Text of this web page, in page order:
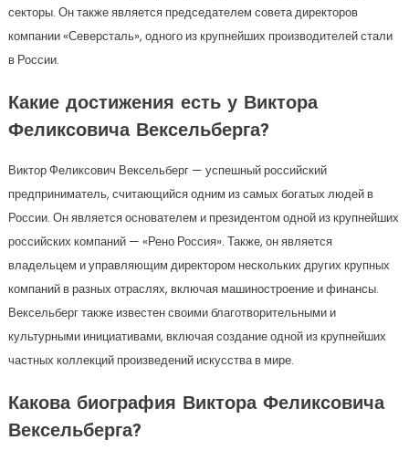
секторы. Он также является председателем совета директоров
компании «Северсталь», одного из крупнейших производителей стали
в России.
Какие достижения есть у Виктора
Феликсовича Вексельберга?
Виктор Феликсович Вексельберг — успешный российский
предприниматель, считающийся одним из самых богатых людей в
России. Он является основателем и президентом одной из крупнейших
российских компаний — «Рено Россия». Также, он является
владельцем и управляющим директором нескольких других крупных
компаний в разных отраслях, включая машиностроение и финансы.
Вексельберг также известен своими благотворительными и
культурными инициативами, включая создание одной из крупнейших
частных коллекций произведений искусства в мире.
Какова биография Виктора Феликсовича
Вексельберга?